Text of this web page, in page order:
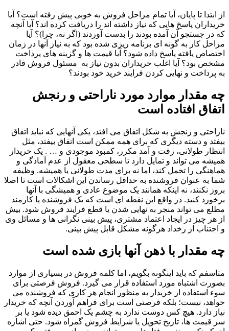
از ابتدا تا پایان، آیا تمام مراحل فروش به خوبی پیش رفته است؟ آیا
خریداران پاسخ هایی که نیاز داشته اند را دریافت کرده اند؟ آیا آنچه
که در جستجو آن آمده بودند را بدست آوردند (اگر نه، چرا)؟ آیا
مراحل کار به گونه ای برنامه ریزی شده بود که به نیاز آنها در زمان
اختصاص یافته پاسخ داده شود؟ آیا قیمت ها و گزینه های پرداخت
مشخص بود؟ آیا اغلب خریداران بدون نیاز به مسئول فروش قادر
به پرداخت و نهایی کردن فرایند خرید خود بودند؟
چه مقدار موارد مورد ناراحتی و رنجش
اتفاق افتاده است
ناراحتی و رنجش به شکل اتفاق می افتد، یکی آنهایی که نباید اتفاق
بیفتد و دسته دیگری که برای همه ممکن است اتفاق بیفتد، مثل
انتظار طولانی، رفت و آمد مکرر، کمبود موجودی و … . یک خریدار
همیشه می تواند و تمایل دارد تا سطحی معقول از عدم آمادگی و
هماهنگی را تحمل کند، اما نه برای مدت طولانی یا همیشه. وظیفه
شما به عنوان فروشنده به حداقل رساندن این اشکالات است تا اصلا
بروز نکنند، نه اینکه همانند یک موضوع عادی و همیشگی با آنها
برخورد کنید. در واقع این نقطه ای است که یک فروشنده یا کارمند
مطلع می تواند منجر به نهایی شدن یا قطع فرایند فروش شود. بیش
از هر چیز در ایجاد اعتماد مشتری، پیش بینی نگرانی ها و مسائل وی
و اجتناب از رخداد هرگونه مشکل قابل پیش بینی.
چه مقدار با ذهن آنها بازی شده است
متاسفم که باید اینگونه بگویم، اما کلمه فروش در بسیاری از موارد
بصورت اشتباه مورد استفاده قرار می گیرد. فروش فرصتی برای
سوء استفاده از خریدار به منظور انجام هر کاری که فروشنده می
خواهد، نیست؛ بلکه فرصتی است برای فراهم آوردن آنچه که خریدار
نیاز دارد. هیچ کس دوست ندارد به چشم یک احمق دیده شود یا بر
سر قیمت ها، تاریخ تحویل یا شرایط فروش گمراه شود. حتی اشاره